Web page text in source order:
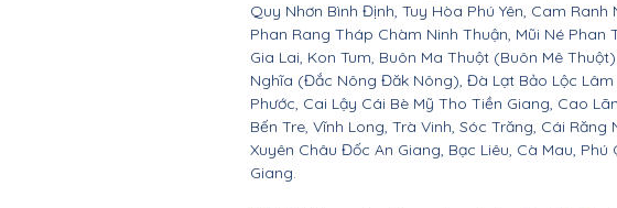
Quy Nhơn Bình Định, Tuy Hòa Phú Yên, Cam
Phan Rang Tháp Chàm Ninh Thuận, Mũi Né Phan
Gia Lai, Kon Tum, Buôn Ma Thuột (Buôn Mê
Nghĩa (Đắc Nông Đăk Nông), Đà Lạt Bảo Lộc
Phước, Cai Lậy Cái Bè Mỹ Tho Tiền Giang, Cao
Bến Tre, Vĩnh Long, Trà Vinh, Sóc Trăng, Cái Răng
Xuyên Châu Đốc An Giang, Bạc Liêu, Cà Mau, Phú
Giang.